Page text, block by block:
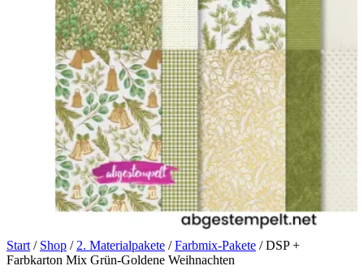
Start / Shop / 2. Materialpakete /Farbmix-Pakete / DSP +
Farbkarton Mix Grün-Goldene Weihnachten